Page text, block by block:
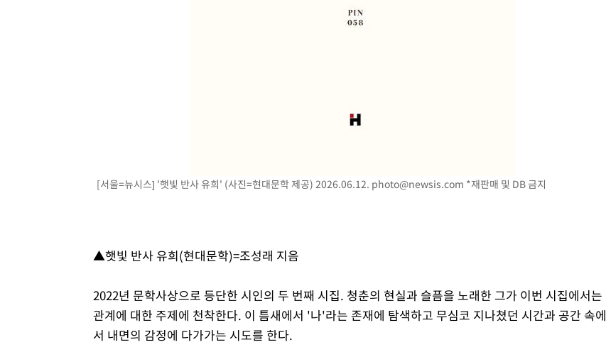
[서울=뉴시스] '햇빛 반사 유희' (사진=현대문학 제공) 2026.06.12. photo@newsis.com *재판매 및 DB 금지
▲햇빛 반사 유희(현대문학)=조성래 지음
2022년 문학사상으로 등단한 시인의 두 번째 시집. 청춘의 현실과 슬픔을 노래한 그가 이번 시집에서는
관계에 대한 주제에 천착한다. 이 틈새에서 '나'라는 존재에 탐색하고 무심코 지나쳤던 시간과 공간 속에
서 내면의 감정에 다가가는 시도를 한다.